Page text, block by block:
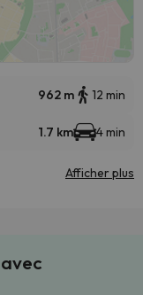
962 m 12 min
1.7 km 4 min
Afficher plus